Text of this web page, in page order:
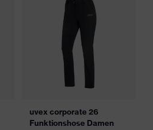
uvex corporate 26
Funktionshose Damen